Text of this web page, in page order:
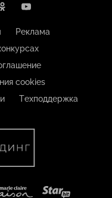
Реклама
cookies
Техподдержка